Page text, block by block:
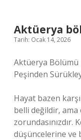
Aktüerya
Tarih: Ocak 14, 2026
Aktüerya Bölümü
Peşinden
Hayat bazen
belli değildir,
zorundasınızdır.
düşüncelerine